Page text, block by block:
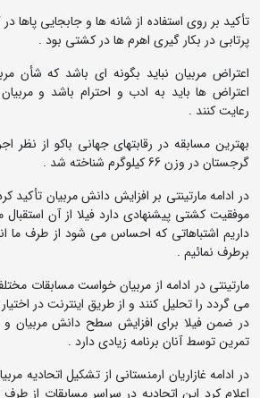
تأکید بر روی استفاده از شانه ها و جابجایی پاها
پرتابی در بکار گیری اهرم ها در کشتی بود .
اعتراض مربیان نباید بگونه ای باشد که شأن
اعتراض ها باید به ادب و احترام باشد و
رعایت کنند .
بهترین مسابقه در رقابتهای جهانی باکو از
گرجستان در وزن 66 کیلوگرم شناخته شد .
در ادامه مارتینتی بر افزایش دانش مربیان تأکید
موفقیت کشتی پیشنهادی دارد فیلا از آن
داریم اشتباهاتی که احساس می شود از طرف ما
برطرف نمائیم .
مارتینتی در ادامه از مربیان خواست مسابقات
می گردد را تحلیل کنند و از طریق اینترنت در اختیار
در ضمن فیلا برای افزایش سطح دانش مربیان
تمرین توسط آنان برنامه زیادی دارد .
در ادامه غازاریان ارمنستانی از تشکیل اتحادیه
اعلام کرد این اتحادیه در سراسر مسابقات از